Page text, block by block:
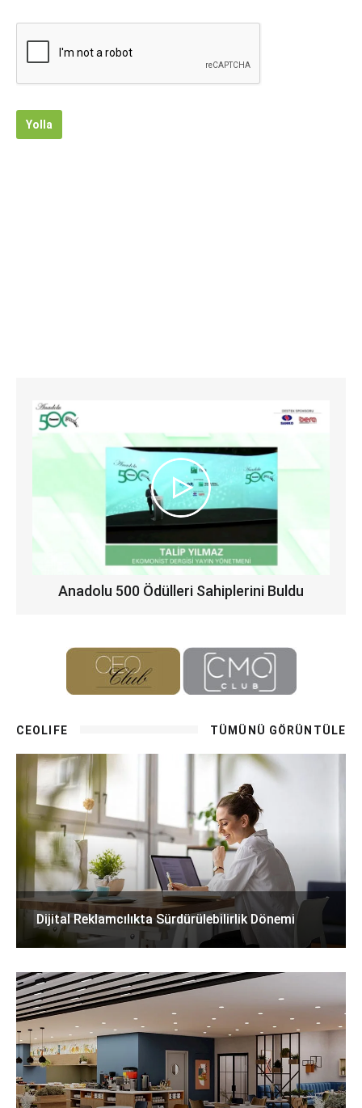
Yolla
Anadolu 500 Ödülleri Sahiplerini Buldu
CEOLIFE TÜMÜNÜ GÖRÜNTÜLE
Dijital Reklamcılıkta Sürdürülebilirlik Dönemi